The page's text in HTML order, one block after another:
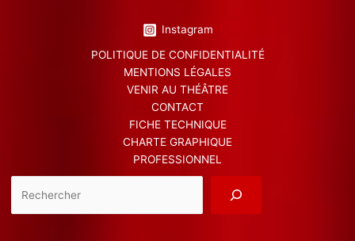
Instagram
POLITIQUE DE CONFIDENTIALITÉ
MENTIONS LÉGALES
VENIR AU THÉÂTRE
CONTACT
FICHE TECHNIQUE
CHARTE GRAPHIQUE
PROFESSIONNEL